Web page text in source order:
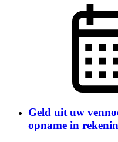
Geld uit uw
opname in